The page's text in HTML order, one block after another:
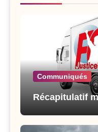
Communiqués
Récapitulatif